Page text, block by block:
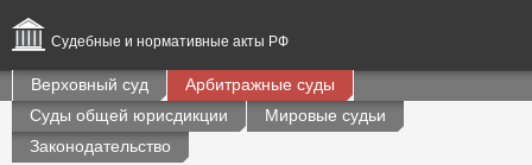
Судебные и нормативные акты РФ
Верховный суд
Арбитражные суды
Суды общей юрисдикции
Мировые судьи
Законодательство